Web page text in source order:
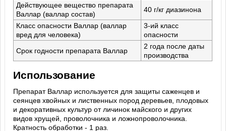
Действующее вещество препарата
Валлар (валлар состав)
40 г/кг диазинона
Класс опасности Валлар (валлар
вред для человека)
3-ий класс
опасности
Срок годности препарата Валлар
2 года после даты
производства
Использование
Препарат Валлар используется для защиты саженцев и
сеянцев хвойных и лиственных пород деревьев, плодовых
и декоративных культур от личинок майского и других
видов хрущей, проволочника и ложнопроволочника.
Кратность обработки - 1 раз.